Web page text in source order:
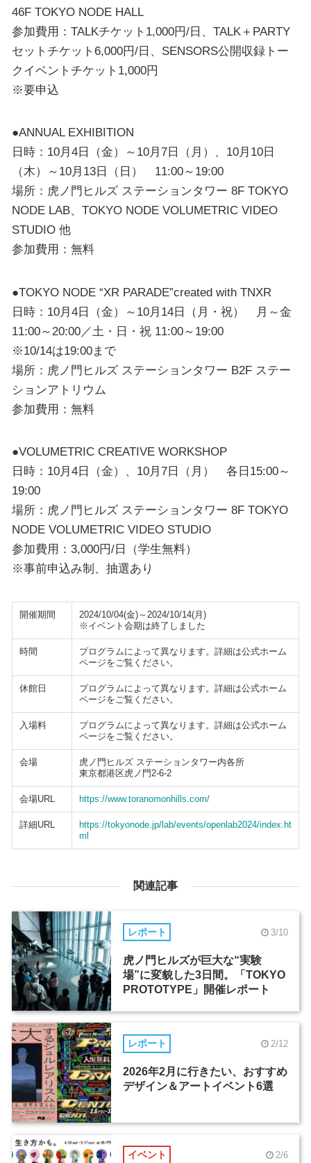
46F TOKYO NODE HALL
参加費用：TALKチケット1,000円/日、TALK＋PARTY
セットチケット6,000円/日、SENSORS公開収録トー
クイベントチケット1,000円
※要申込
●ANNUAL EXHIBITION
日時：10月4日（金）～10月7日（月）、10月10日
（木）～10月13日（日） 11:00～19:00
場所：虎ノ門ヒルズ ステーションタワー 8F TOKYO
NODE LAB、TOKYO NODE VOLUMETRIC VIDEO
STUDIO 他
参加費用：無料
●TOKYO NODE “XR PARADE”created with TNXR
日時：10月4日（金）～10月14日（月・祝） 月～金
11:00～20:00／土・日・祝 11:00～19:00
※10/14は19:00まで
場所：虎ノ門ヒルズ ステーションタワー B2F ステー
ションアトリウム
参加費用：無料
●VOLUMETRIC CREATIVE WORKSHOP
日時：10月4日（金）、10月7日（月） 各日15:00～
19:00
場所：虎ノ門ヒルズ ステーションタワー 8F TOKYO
NODE VOLUMETRIC VIDEO STUDIO
参加費用：3,000円/日（学生無料）
※事前申込み制、抽選あり
開催期間
2024/10/04(金)～2024/10/14(月)
※イベント会期は終了しました
時間
プログラムによって異なります。詳細は公式ホーム
ページをご覧ください。
休館日
プログラムによって異なります。詳細は公式ホーム
ページをご覧ください。
入場料
プログラムによって異なります。詳細は公式ホーム
ページをご覧ください。
会場
虎ノ門ヒルズ ステーションタワー内各所
東京都港区虎ノ門2-6-2
会場URL https://www.toranomonhills.com/
詳細URL
https://tokyonode.jp/lab/events/openlab2024/index.ht
ml
関連記事
レポート 3/10
虎ノ門ヒルズが巨大な“実験
場”に変貌した3日間。「TOKYO
PROTOTYPE」開催レポート
レポート 2/12
2026年2月に行きたい、おすすめ
デザイン＆アートイベント6選
イベント 2/6